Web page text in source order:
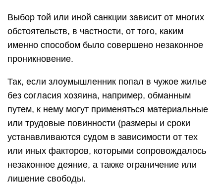
Выбор той или иной санкции зависит от многих
обстоятельств, в частности, от того, каким
именно способом было совершено незаконное
проникновение.
Так, если злоумышленник попал в чужое жилье
без согласия хозяина, например, обманным
путем, к нему могут применяться материальные
или трудовые повинности (размеры и сроки
устанавливаются судом в зависимости от тех
или иных факторов, которыми сопровождалось
незаконное деяние, а также ограничение или
лишение свободы.